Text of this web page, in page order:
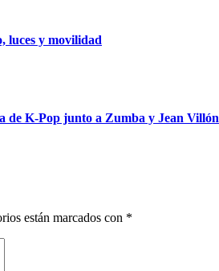
luces y movilidad
de K-Pop junto a Zumba y Jean Villón
están marcados con *